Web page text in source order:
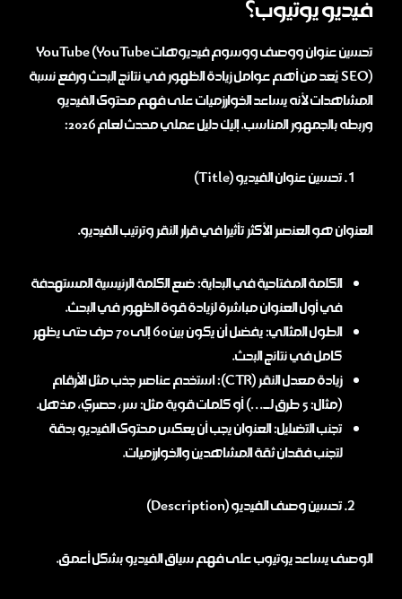
فيديو يوتيوب؟
تحسين عنوان ووصف ووسوم فيديوهات YouTube (YouTube
SEO) يُعد من أهم عوامل زيادة الظهور في نتائج البحث ورفع نسبة
المشاهدات لأنه يساعد الخوارزميات على فهم محتوى الفيديو
وربطه بالجمهور المناسب. إليك دليل عملي محدث لعام 2026:
تحسين عنوان الفيديو (Title)
العنوان هو العنصر الأكثر تأثيرا في قرار النقر وترتيب الفيديو.
الكلمة المفتاحية في البداية: ضع الكلمة الرئيسية المستهدفة
في أول العنوان مباشرة لزيادة قوة الظهور في البحث.
الطول المثالي: يفضل أن يكون بين 60 إلى 70 حرف حتى يظهر
كامل في نتائج البحث.
زيادة معدل النقر (CTR): استخدم عناصر جذب مثل الأرقام
(مثال: 5 طرق لـ…) أو كلمات قوية مثل: سر، حصري، مذهل.
تجنب التضليل: العنوان يجب أن يعكس محتوى الفيديو بدقة
لتجنب فقدان ثقة المشاهدين والخوارزميات.
تحسين وصف الفيديو (Description)
الوصف يساعد يوتيوب على فهم سياق الفيديو بشكل أعمق.